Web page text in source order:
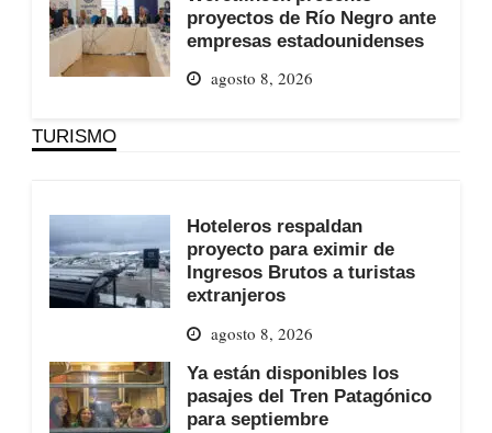
proyectos de Río Negro ante
empresas estadounidenses
agosto 8, 2026
TURISMO
Hoteleros respaldan
proyecto para eximir de
Ingresos Brutos a turistas
extranjeros
agosto 8, 2026
Ya están disponibles los
pasajes del Tren Patagónico
para septiembre